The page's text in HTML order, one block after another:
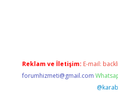
Reklam ve İletişim: E-mail:
forumhizmeti@gmail.com